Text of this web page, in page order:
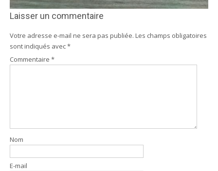
Laisser un commentaire
Votre adresse e-mail ne sera pas publiée. Les champs obligatoires
sont indiqués avec*
Commentaire *
Nom
E-mail